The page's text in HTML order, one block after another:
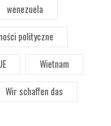
wenezuela
polityczne
Wietnam
Wir schaffen das